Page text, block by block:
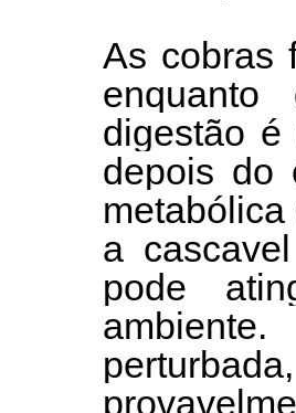
As cobras
digestão é
depois do
a
pode